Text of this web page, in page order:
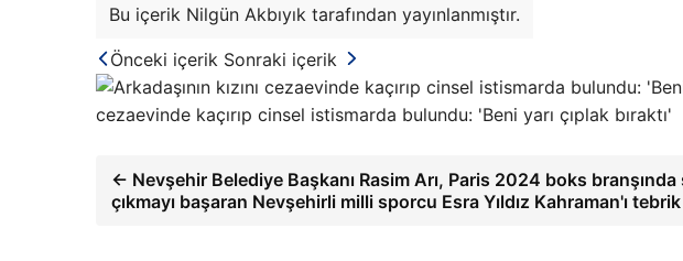
Bu içerik Nilgün Akbıyık tarafından yayınlanmıştır.
Önceki içerik Sonraki içerik
cezaevinde kaçırıp cinsel istismarda bulundu: 'Beni yarı çıplak bıraktı'
← Nevşehir Belediye Başkanı Rasim Arı, Paris 2024 boks
çıkmayı başaran Nevşehirli milli sporcu Esra Yıldız Kahraman'ı